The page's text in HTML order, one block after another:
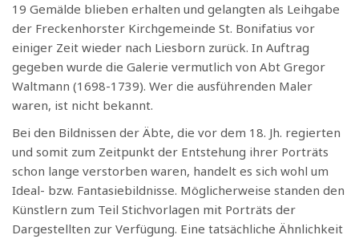
19 Gemälde blieben erhalten und gelangten als Leihgabe
der Freckenhorster Kirchgemeinde St. Bonifatius vor
einiger Zeit wieder nach Liesborn zurück. In Auftrag
gegeben wurde die Galerie vermutlich von Abt Gregor
Waltmann (1698-1739). Wer die ausführenden Maler
waren, ist nicht bekannt.
Bei den Bildnissen der Äbte, die vor dem 18. Jh. regierten
und somit zum Zeitpunkt der Entstehung ihrer Porträts
schon lange verstorben waren, handelt es sich wohl um
Ideal- bzw. Fantasiebildnisse. Möglicherweise standen den
Künstlern zum Teil Stichvorlagen mit Porträts der
Dargestellten zur Verfügung. Eine tatsächliche Ähnlichkeit